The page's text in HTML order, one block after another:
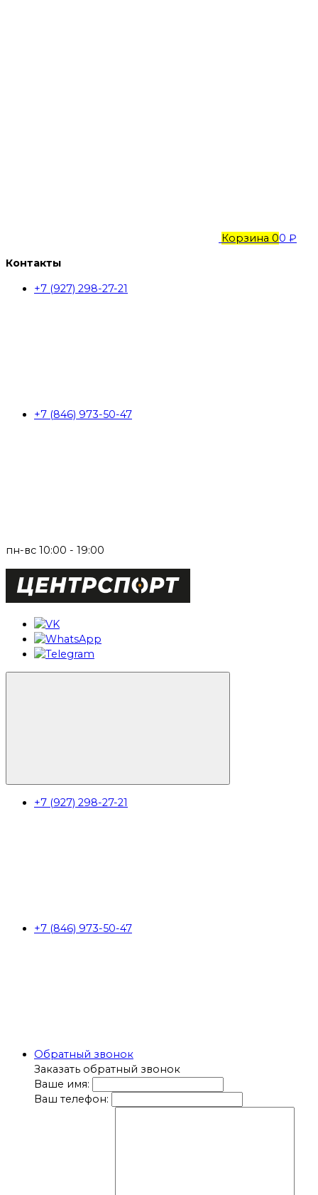
Корзина 00 ₽
Контакты
+7 (927) 298-27-21
+7 (846) 973-50-47
пн-вс 10:00 - 19:00
+7 (927) 298-27-21
+7 (846) 973-50-47
Обратный звонок
Заказать обратный звонок
Ваше имя:
Ваш телефон: